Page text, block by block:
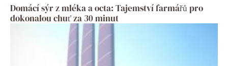
Domácí sýr z mléka a octa: Tajemství farmářů pro
dokonalou chuť za 30 minut